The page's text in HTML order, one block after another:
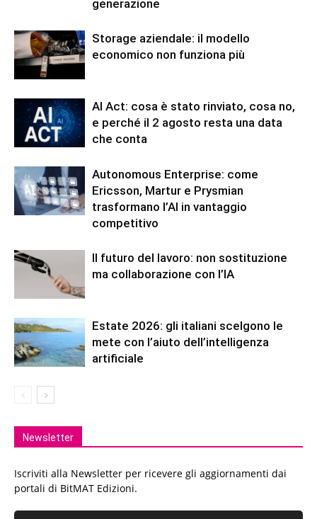
generazione
Storage aziendale: il modello
economico non funziona più
AI Act: cosa è stato rinviato, cosa no,
e perché il 2 agosto resta una data
che conta
Autonomous Enterprise: come
Ericsson, Martur e Prysmian
trasformano l’AI in vantaggio
competitivo
Il futuro del lavoro: non sostituzione
ma collaborazione con l’IA
Estate 2026: gli italiani scelgono le
mete con l’aiuto dell’intelligenza
artificiale
Newsletter
Iscriviti alla Newsletter per ricevere gli aggiornamenti dai
portali di BitMAT Edizioni.